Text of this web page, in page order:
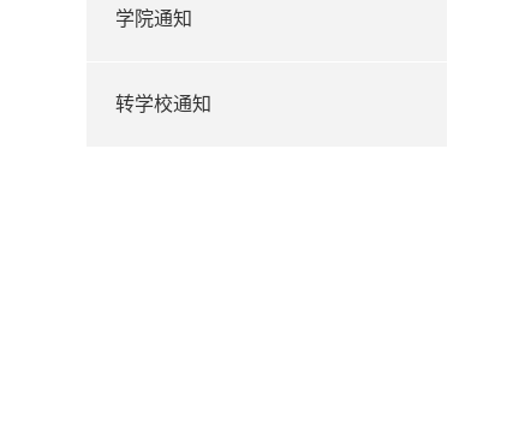
学院通知
转学校通知